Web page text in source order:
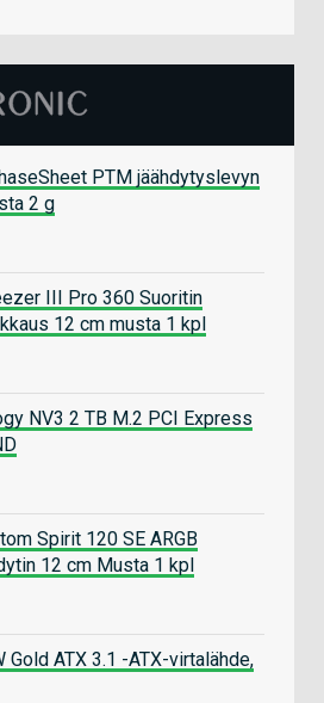
PTM jäähdytyslevyn
2 g
III Pro 360 Suoritin
12 cm musta 1 kpl
NV3 2 TB M.2 PCI Express
Spirit 120 SE ARGB
12 cm Musta 1 kpl
Gold ATX 3.1 -ATX-virtalähde,